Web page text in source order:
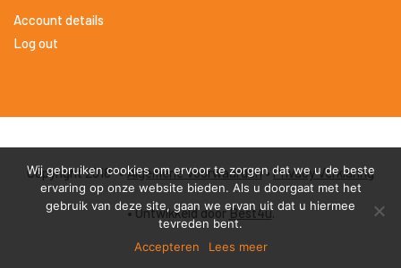
Account details
Log out
Copyright 2018 •Algemene Voorwaarden•Privacy Verklaring
• Ontwikkeld doorBest4u.
Wij gebruiken cookies om ervoor te zorgen dat we u de beste
ervaring op onze website bieden. Als u doorgaat met het
gebruik van deze site, gaan we ervan uit dat u hiermee
tevreden bent.
Accepteren
Lees meer